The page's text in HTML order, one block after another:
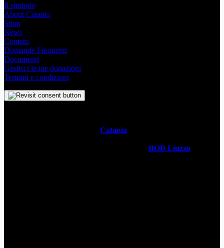
Il simbolo
About Catania
Shop
News
Contatti
Domande Frequenti
Documenti
Gestisci le tue donazioni
Termini e condizioni
Catania
BOB Liuzzo, questo